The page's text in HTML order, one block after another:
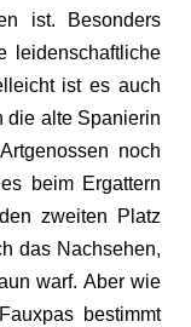
ist. Besonders
leidenschaftliche
ist es auch
die alte Spanierin
noch
beim Ergattern
zweiten Platz
das Nachsehen,
warf. Aber wie
bestimmt